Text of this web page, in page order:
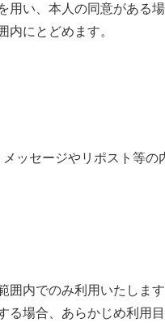
い、本人の同意がある
内にとどめます。
ッセージやリポスト等の
内でのみ利用いたしま
場合、あらかじめ利用